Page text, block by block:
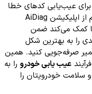
برای عیب‌یابی کدهای خطا
از جمله P0298 هستید، توصیه می‌کنیم از اپلیکیشن AiDiag
کمک می‌کند ضمن
را به بهترین شکل
صرفه‌جویی کنید. همین
عیب یابی خودرو را به
سلامت خودرویتان را